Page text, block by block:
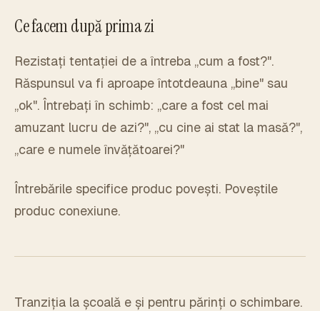
Ce facem după prima zi
Rezistați tentației de a întreba „cum a fost?".
Răspunsul va fi aproape întotdeauna „bine" sau
„ok". Întrebați în schimb: „care a fost cel mai
amuzant lucru de azi?", „cu cine ai stat la masă?",
„care e numele învățătoarei?"
Întrebările specifice produc povești. Poveștile
produc conexiune.
Tranziția la școală e și pentru părinți o schimbare.